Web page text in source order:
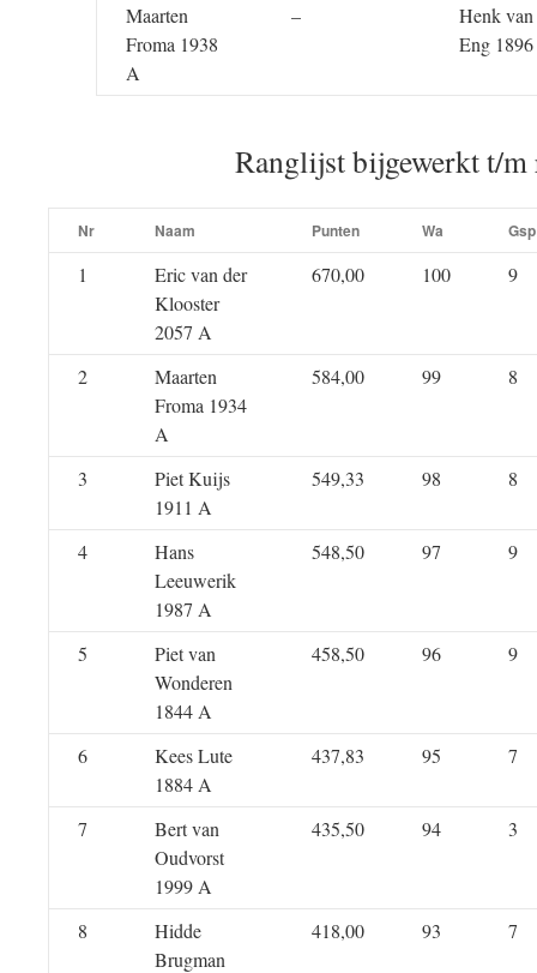
Maarten
Froma 1938
A
–
Henk van
Eng
Ranglijst bijgewerkt t/m
Nr Naam Punten Wa Gsp
1
Eric van der
Klooster
2057 A
670,00 100 9
2
Maarten
Froma 1934
A
584,00 99 8
3
Piet Kuijs
1911 A
549,33 98 8
4
Hans
Leeuwerik
1987 A
548,50 97 9
5
Piet van
Wonderen
1844 A
458,50 96 9
6
Kees Lute
1884 A
437,83 95 7
7
Bert van
Oudvorst
1999 A
435,50 94 3
8
Hidde
Brugman
418,00 93 7